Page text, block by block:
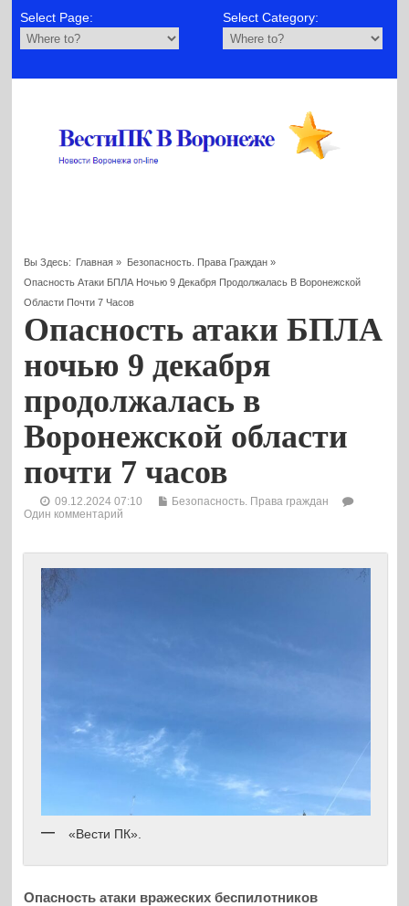
Select Page: Select Category:
Вы Здесь: Главная » Безопасность. Права Граждан»
Опасность Атаки БПЛА Ночью 9 Декабря Продолжалась В Воронежской
Области Почти 7 Часов
Опасность атаки БПЛА
ночью 9 декабря
продолжалась в
Воронежской области
почти 7 часов
09.12.2024 07:10
Безопасность. Права граждан
Один комментарий
«Вести ПК».
Опасность атаки вражеских беспилотников